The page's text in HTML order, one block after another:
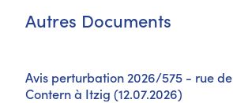
Autres Documents
Avis perturbation 2026/575 - rue de
Contern à Itzig (12.07.2026)